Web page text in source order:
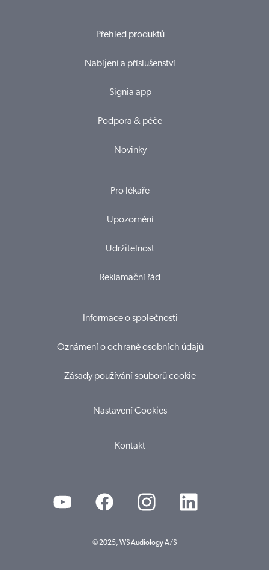
Přehled produktů
Nabíjení a příslušenství
Signia app
Podpora & péče
Novinky
Pro lékaře
Upozornění
Udržitelnost
Reklamační řád
Informace o společnosti
Oznámení o ochraně osobních údajů
Zásady používání souborů cookie
Nastavení Cookies
Kontakt
© 2025, WS Audiology A/S